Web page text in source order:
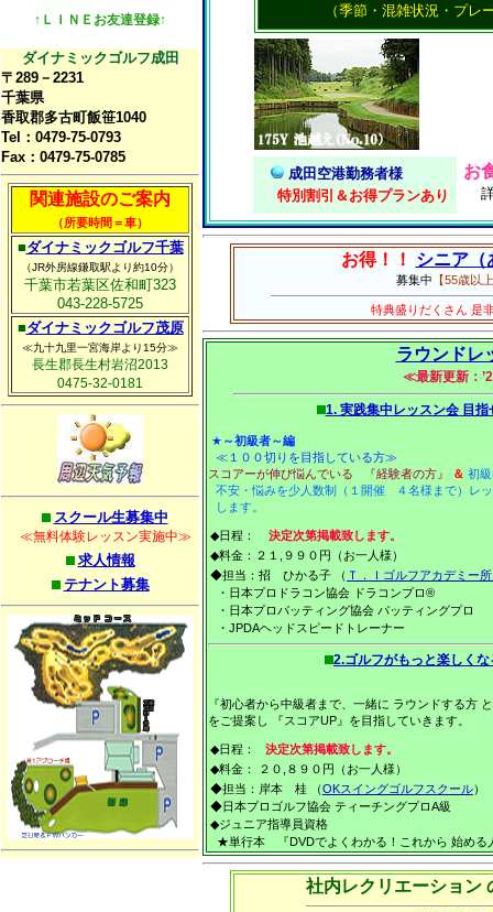
↑ＬＩＮＥお友達登録↑
ダイナミックゴルフ成田
〒289－2231
千葉県
香取郡多古町飯笹1040
Tel：0479-75-0793
Fax：0479-75-0785
関連施設のご案内
（所要時間＝車）
■ダイナミックゴルフ千葉
（JR外房線鎌取駅より約10分）
千葉市若葉区佐和町323
043-228-5725
■ダイナミックゴルフ茂原
≪九十九里一宮海岸より15分≫
長生郡長生村岩沼2013
0475-32-0181
スクール生募集中
≪無料体験レッスン実施中≫
求人情報
テナント募集
（季節・混雑状況・プレ
成田空港勤務者様
特別割引＆お得プランあり
お
お得！！ シニア（
募集中 【55歳以
特典盛りだくさん 是
ラウンドレ
≪最新更新：
1. 実践集中レッスン会 目
★ ～初級者～編
≪１００切りを目指している方≫
スコアーが伸び悩んでいる
『経験者の方』 ＆ 初
不安・悩みを少人数制（１開催
４名様まで）レ
します。
◆日程：
決定次第掲載致します。
◆料金：２１,９９０円（お一人様）
◆担当：招 ひかる子 （ Ｔ．Ｉゴルフアカデミー
・日本プロドラコン協会 ドラコンプロ®
・日本プロパッティング協会 パッティングプロ
・JPDAヘッドスピードトレーナー
2.ゴルフがもっと楽しく
『初心者から中級者まで、一緒に ラウンドする方
をご提案し 『スコアUP』を目指していきます。
◆日程：
決定次第掲載致します。
◆料金： ２０,８９０円（お一人様）
◆担当：岸本 桂 （OKスイングゴルフスクール）
◆日本プロゴルフ協会 ティーチングプロA級
◆ジュニア指導員資格
★単行本
『DVDでよくわかる！これから 始め
社内レクリエーション